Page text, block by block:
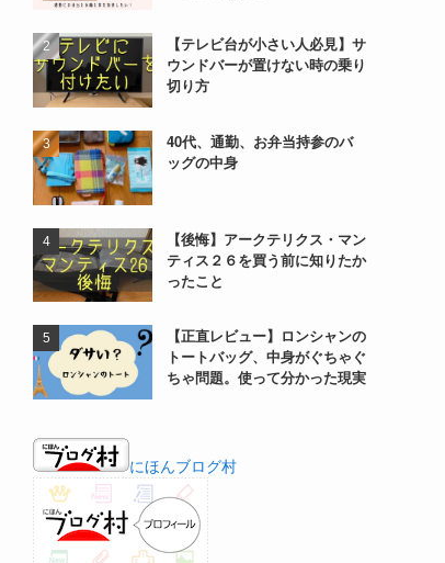
【テレビ台が小さい人必見】サ
ウンドバーが置けない時の乗り
切り方
40代、通勤、お弁当持参のバ
ッグの中身
【後悔】アークテリクス・マン
ティス２６を買う前に知りたか
ったこと
【正直レビュー】ロンシャンの
トートバッグ、中身がぐちゃぐ
ちゃ問題。使って分かった現実
にほんブログ村